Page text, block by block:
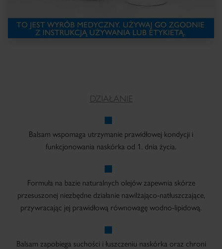
DZIAŁANIE
Balsam wspomaga utrzymanie prawidłowej kondycji i
funkcjonowania naskórka od 1. dnia życia.
Formuła na bazie naturalnych olejów zapewnia skórze
przesuszonej niezbędne działanie nawilżająco-natłuszczające,
przywracając jej prawidłową równowagę wodno-lipidową.
Balsam zapobiega suchości i łuszczeniu naskórka oraz chroni